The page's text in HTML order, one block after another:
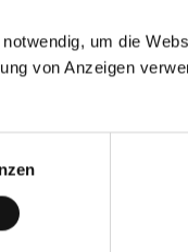
um die
von Anzeigen